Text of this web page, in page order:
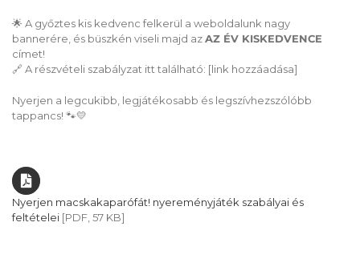
🌟 A győztes kis kedvenc felkerül a weboldalunk nagy
bannerére, és büszkén viseli majd azAZ ÉV KISKEDVENCE
címet!
🔗 A részvételi szabályzat itt található: [link hozzáadása]
Nyerjen a legcukibb, legjátékosabb és legszívhezszólóbb
tappancs! 🐾💛
Nyerjen macskakaparófát! nyereményjáték szabályai és
feltételei[PDF, 57 KB]